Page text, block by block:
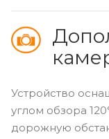
Устройство
углом обзора
дорожную